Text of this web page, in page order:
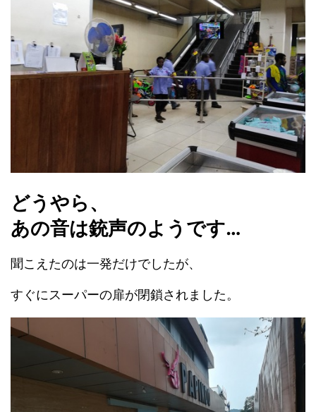
どうやら、
あの音は銃声のようです…
聞こえたのは一発だけでしたが、
すぐにスーパーの扉が閉鎖されました。